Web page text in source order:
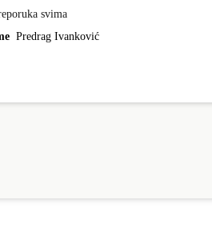
svima
Predrag Ivanković